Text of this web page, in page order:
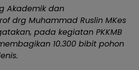
Akademik dan
drg Muhammad Ruslin MKes
pada kegiatan PKKMB
10.300 bibit pohon